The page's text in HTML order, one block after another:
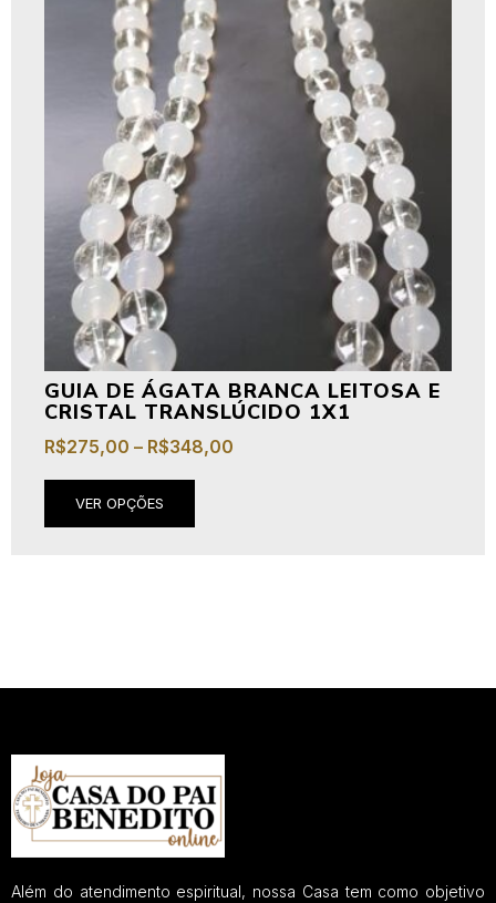
GUIA DE ÁGATA BRANCA LEITOSA E
CRISTAL TRANSLÚCIDO 1X1
R$275,00 – R$348,00
VER OPÇÕES
Além do atendimento espiritual, nossa Casa tem como objetivo